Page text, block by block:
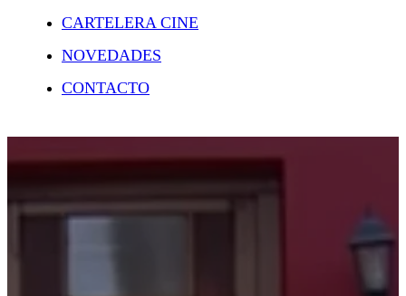
CARTELERA CINE
NOVEDADES
CONTACTO